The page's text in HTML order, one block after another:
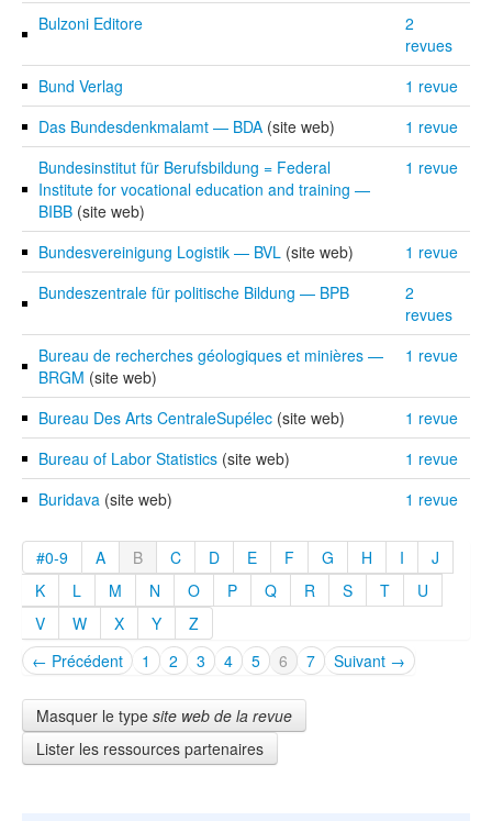
Bulzoni Editore
2
revues
Bund Verlag
1 revue
Das Bundesdenkmalamt — BDA(site web)
1 revue
Bundesinstitut für Berufsbildung = Federal
Institute for vocational education and training —
BIBB(site web)
1 revue
Bundesvereinigung Logistik — BVL (site web)
1 revue
Bundeszentrale für politische Bildung — BPB
2
revues
Bureau de recherches géologiques et minières —
BRGM (site web)
1 revue
Bureau Des Arts CentraleSupélec(site web)
1 revue
Bureau of Labor Statistics(site web)
1 revue
Buridava (site web) 1 revue
#0-9 A B C D E F G H I
J
K
L M N O P Q R S T
U
V
W X Y
Z
← Précédent
1 2 3 4 5 6 7 Suivant →
Masquer le type site web de la revue
Lister les ressources partenaires